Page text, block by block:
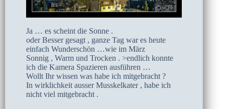
Ja … es scheint die Sonne .
oder Besser gesagt , ganze Tag war es heute
einfach Wunderschön …wie im März
Sonnig , Warm und Trocken . >endlich konnte
ich die Kamera Spazieren ausführen …
Wollt Ihr wissen was habe ich mitgebracht ?
In wirklichkeit ausser Musskelkater , habe ich
nicht viel mitgebracht .